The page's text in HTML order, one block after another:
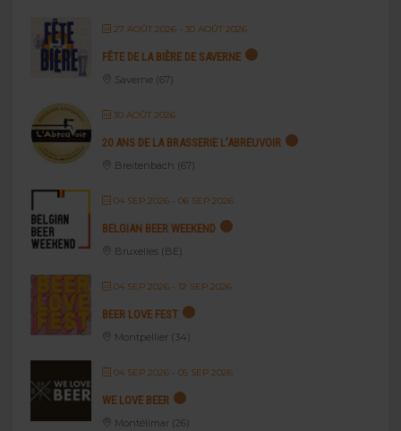
27 AOÛT 2026- 30 AOÛT 2026
FÊTE DE LA BIÈRE DE SAVERNE
Saverne (67)
30 AOÛT 2026
20 ANS DE LA BRASSERIE L’ABREUVOIR
Breitenbach (67)
04 SEP 2026- 06 SEP 2026
BELGIAN BEER WEEKEND
Bruxelles (BE)
04 SEP 2026- 12 SEP 2026
BEER LOVE FEST
Montpellier (34)
04 SEP 2026- 05 SEP 2026
WE LOVE BEER
Montélimar (26)